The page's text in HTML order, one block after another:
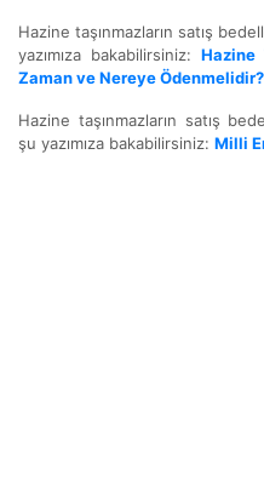
Hazine taşınmazların satış
yazımıza bakabilirsiniz: Hazine
Zaman ve Nereye Ödenmelidir?
Hazine taşınmazların satış
şu yazımıza bakabilirsiniz: Milli